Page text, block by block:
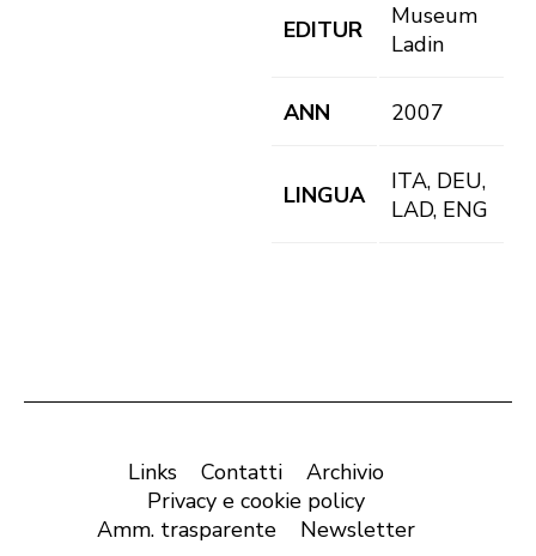
EDITUR
Museum
Ladin
ANN 2007
LINGUA
ITA, DEU,
LAD, ENG
Links Contatti
Archivio
Privacy e cookie policy
Amm. trasparente
Newsletter